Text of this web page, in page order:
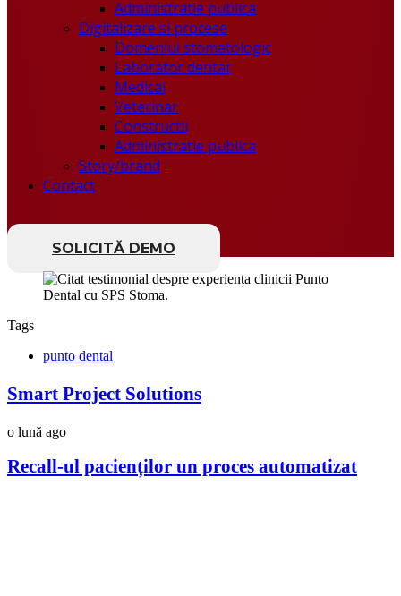
Administratie publica
Digitalizare si procese
Domeniul stomatologic
Laborator dentar
Medical
Veterinar
Constructii
Administratie publica
Story/brand
Contact
SOLICITĂ DEMO
Tags
punto dental
Smart Project Solutions
o lună ago
Recall-ul pacienților un proces automatizat